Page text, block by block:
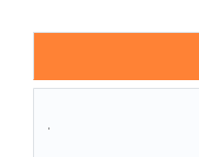
.